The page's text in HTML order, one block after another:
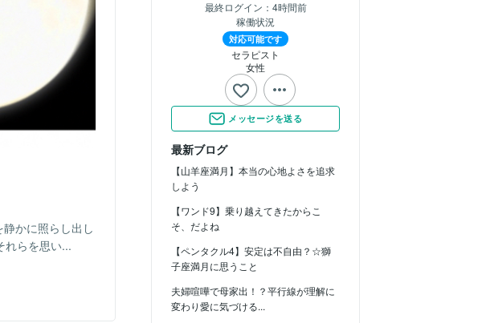
最終ログイン： 4時間前
稼働状況
対応可能です
セラピスト
女性
メッセージを送る
最新ブログ
【山羊座満月】本当の心地よさを追求
しよう
【ワンド9】乗り越えてきたからこ
そ、だよね
【ペンタクル4】安定は不自由？☆獅
子座満月に思うこと
夫婦喧嘩で母家出！？平行線が理解に
変わり愛に気づける...
かに照らし出し
れらを思い...